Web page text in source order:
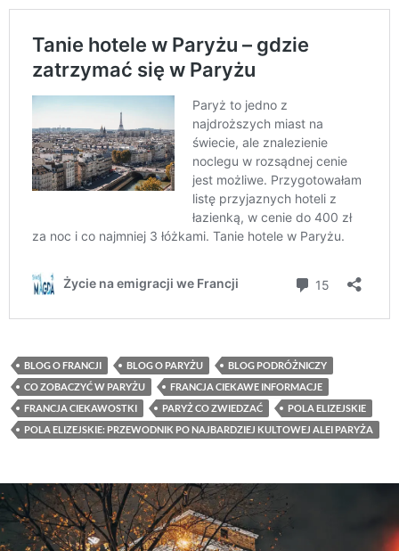
BLOG O FRANCJI BLOG O PARYŻU
BLOG PODRÓŻNICZY
CO ZOBACZYĆ W PARYŻU
FRANCJA CIEKAWE INFORMACJE
FRANCJA CIEKAWOSTKI
PARYŻ CO ZWIEDZAĆ
POLA ELIZEJSKIE
POLA ELIZEJSKIE: PRZEWODNIK PO NAJBARDZIEJ KULTOWEJ ALEI PARYŻA